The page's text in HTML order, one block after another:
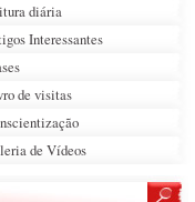
diária
Interessantes
de visitas
de Vídeos